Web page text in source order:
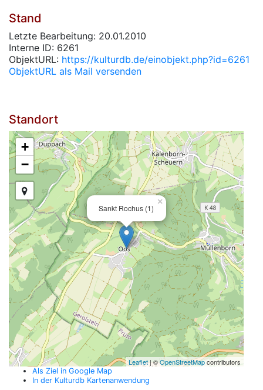
Stand
Letzte Bearbeitung: 20.01.2010
Interne ID: 6261
ObjektURL: https://kulturdb.de/einobjekt.php?id=6261
ObjektURL als Mail versenden
Standort
Sankt Rochus (1)
×
+
−
Leaflet | ©OpenStreetMapcontributors
Als Ziel in Google Map
In der Kulturdb Kartenanwendung